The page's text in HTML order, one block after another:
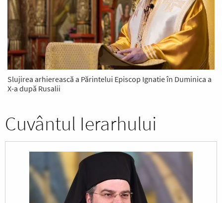
Slujirea arhierească a Părintelui Episcop Ignatie în Duminica a
X-a după Rusalii
Cuvântul Ierarhului